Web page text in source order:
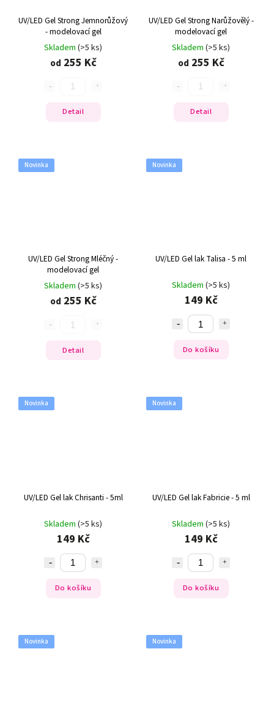
UV/LED Gel Strong Jemnorůžový
- modelovací gel
Skladem (>5 ks)
od 255 Kč
Detail
UV/LED Gel Strong Narůžovělý -
modelovací gel
Skladem (>5 ks)
od 255 Kč
Detail
Novinka
UV/LED Gel Strong Mléčný -
modelovací gel
Skladem (>5 ks)
od 255 Kč
Detail
Novinka
UV/LED Gel lak Talisa - 5 ml
Skladem (>5 ks)
149 Kč
Do košíku
Novinka
UV/LED Gel lak Chrisanti - 5ml
Skladem (>5 ks)
149 Kč
Do košíku
Novinka
UV/LED Gel lak Fabricie - 5 ml
Skladem (>5 ks)
149 Kč
Do košíku
Novinka Novinka